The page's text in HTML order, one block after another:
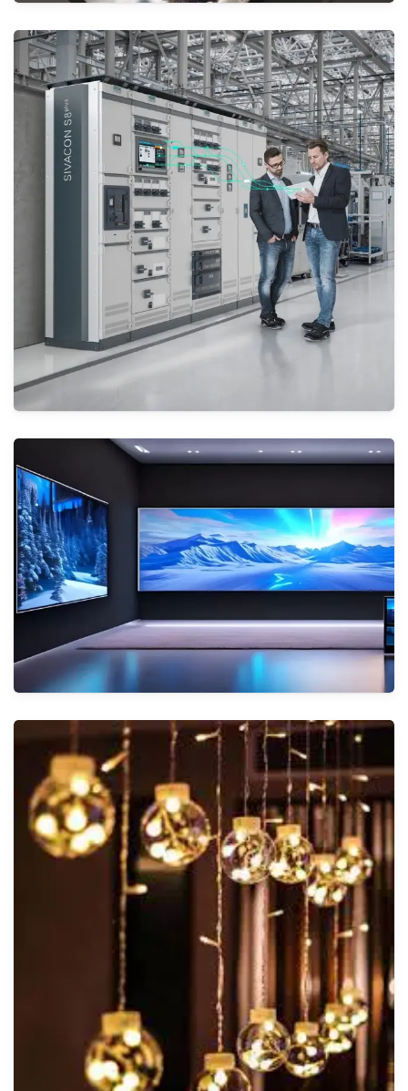
أجهزة الأسلاك | الانظمة الذكية | KNX
الأنظمة
منتجات وأنظمة التوزيع الكهربائية ذات الجهد
المنخفض
أجهزة عرض الفيديو
الأنظمة